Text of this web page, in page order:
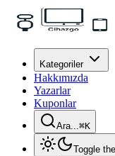
Kategoriler
Hakkımızda
Yazarlar
Kuponlar
Ara...⌘K
Toggle